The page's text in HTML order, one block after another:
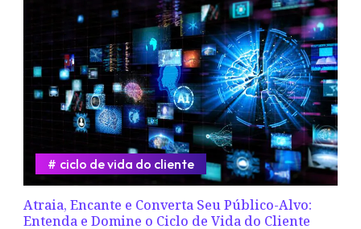
Atraia, Encante e Converta Seu Público-Alvo:
Entenda e Domine o Ciclo de Vida do Cliente
ciclo de vida do cliente